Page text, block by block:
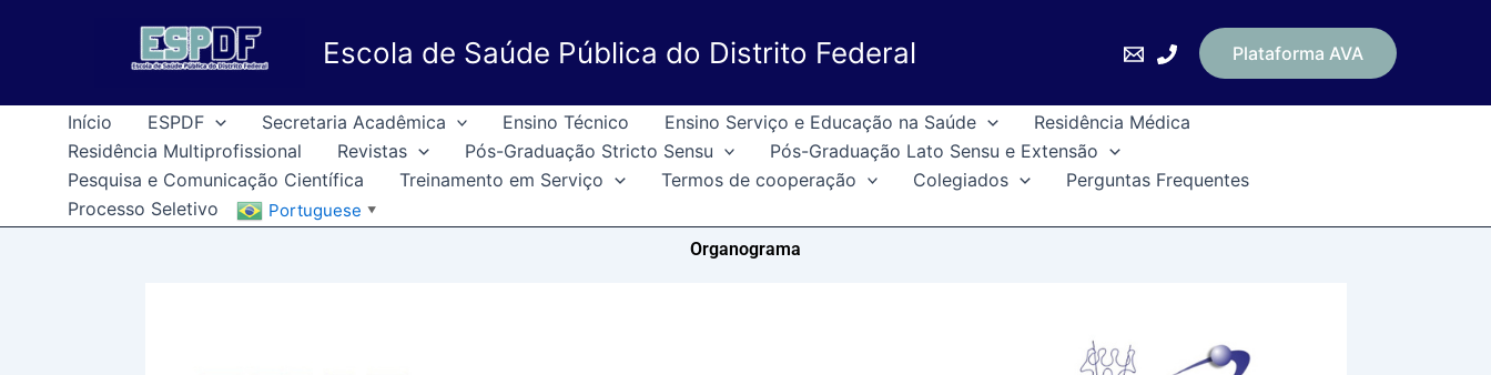
conteúdo
Escola de Saúde Pública do Distrito Federal Plataforma AVA
Início ESPDF Secretaria Acadêmica Ensino Técnico Ensino Serviço e Educação na Saúde
Residência Médica
Residência Multiprofissional
Revistas Pós-Graduação Stricto Sensu
Pós-Graduação Lato Sensu e Extensão
Pesquisa e Comunicação Científica
Treinamento em Serviço Termos de cooperação Colegiados
Perguntas Frequentes
Processo Seletivo
Portuguese ▼
Organograma